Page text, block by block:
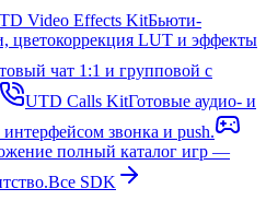
Video Effects KitБьюти-
цветокоррекция LUT и эффекты
чат 1:1 и групповой с
UTD Calls KitГотовые аудио- и
звонка и push.
полный каталог игр —
Все SDK